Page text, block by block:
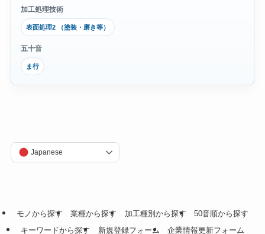
加工処理技術
表面処理2 （塗装・磨き等）
五十音
ま行
Japanese
モノから探す 業種から探す 加工種別から探す
50音順から探す
キーワードから探す
新規登録フォーム 企業情報更新フォーム